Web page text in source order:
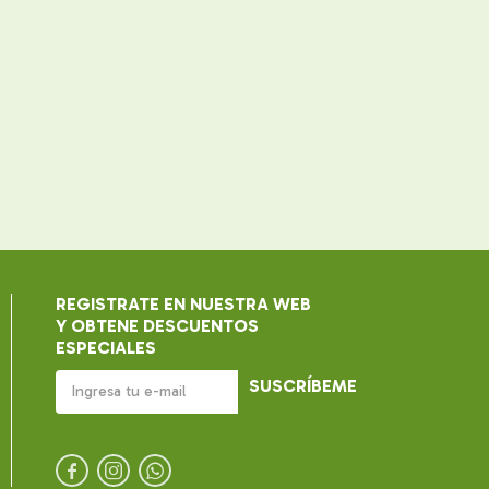
REGISTRATE EN NUESTRA WEB
Y OBTENE DESCUENTOS
ESPECIALES
SUSCRÍBEME
  